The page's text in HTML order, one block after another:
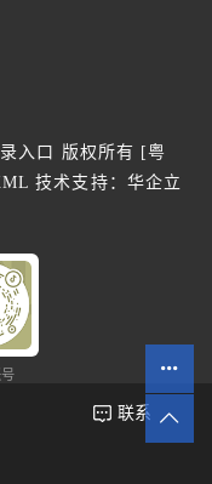
入口 版权所有 [粤
技术支持： 华企立
联系